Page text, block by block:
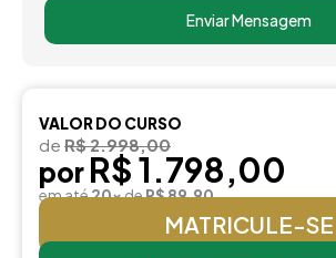
Enviar Mensagem
VALOR DO CURSO
de R$ 2.998,00
por R$ 1.798,00
em até20xdeR$ 89,90
MATRICULE-SE